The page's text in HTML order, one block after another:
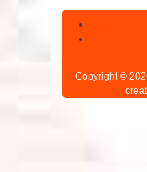
Copyright ©